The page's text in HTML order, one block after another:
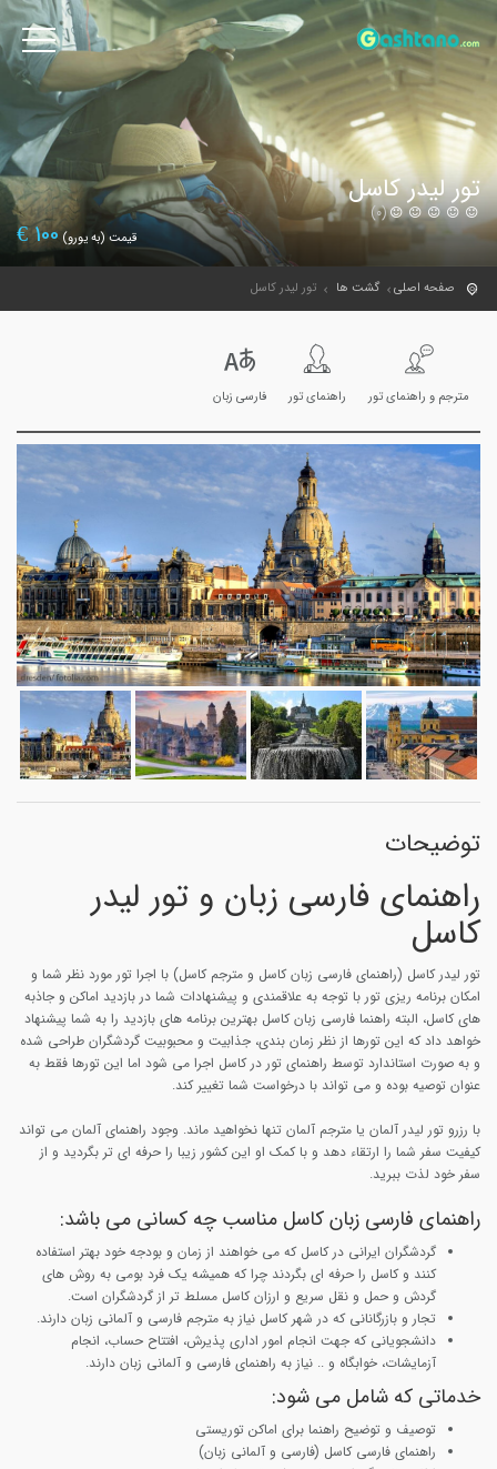
تور لیدر کاسل
(0)
قیمت (به یورو) 100
€
صفحه اصلی گشت ها تور لیدر کاسل
مترجم و راهنمای تور راهنمای تور فارسی زبان
توضیحات
راهنمای فارسی زبان و تور لیدر
کاسل
تور لیدر کاسل (راهنمای فارسی زبان کاسل و مترجم کاسل) با اجرا تور مورد نظر شما و
امکان برنامه ریزی تور با توجه به علاقمندی و پیشنهادات شما در بازدید اماکن و جاذبه
های کاسل، البته راهنما فارسی زبان کاسل بهترین برنامه های بازدید را به شما پیشنهاد
خواهد داد که این تورها از نظر زمان بندی، جذابیت و محبوبیت گردشگران طراحی شده
و به صورت استاندارد توسط راهنمای تور در کاسل اجرا می شود اما این تورها فقط به
عنوان توصیه بوده و می تواند با درخواست شما تغییر کند.
با رزرو تور لیدر آلمان یا مترجم آلمان تنها نخواهید ماند. وجود راهنمای آلمان می تواند
کیفیت سفر شما را ارتقاء دهد و با کمک او این کشور زیبا را حرفه ای تر بگردید و از
سفر خود لذت ببرید.
راهنمای فارسی زبان کاسل مناسب چه کسانی می باشد:
گردشگران ایرانی در کاسل که می خواهند از زمان و بودجه خود بهتر استفاده
کنند و کاسل را حرفه ای بگردند چرا که همیشه یک فرد بومی به روش های
گردش و حمل و نقل سریع و ارزان کاسل مسلط تر از گردشگران است.
تجار و بازرگانانی که در شهر کاسل نیاز به مترجم فارسی و آلمانی زبان دارند.
دانشجویانی که جهت انجام امور اداری پذیرش، افتتاح حساب، انجام
آزمایشات، خوابگاه و .. نیاز به راهنمای فارسی و آلمانی زبان دارند.
خدماتی که شامل می شود:
توصیف و توضیح راهنما برای اماکن توریستی
راهنمای فارسی کاسل (فارسی و آلمانی زبان)